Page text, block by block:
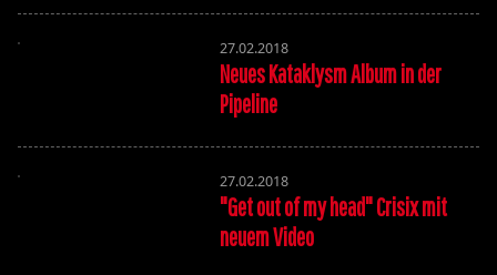
27.02.2018
Neues Kataklysm Album in der
Pipeline
27.02.2018
"Get out of my head" Crisix mit
neuem Video